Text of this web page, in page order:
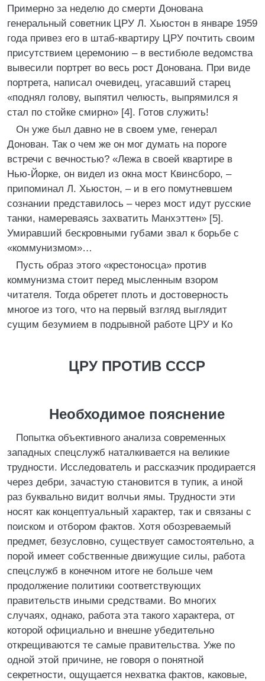
Примерно за неделю до смерти Донована
генеральный советник ЦРУ Л. Хьюстон в январе 1959
года привез его в штаб-квартиру ЦРУ почтить своим
присутствием церемонию – в вестибюле ведомства
вывесили портрет во весь рост Донована. При виде
портрета, написал очевидец, угасавший старец
«поднял голову, выпятил челюсть, выпрямился я
стал по стойке смирно» [4]. Готов служить!
Он уже был давно не в своем уме, генерал
Донован. Так о чем же он мог думать на пороге
встречи с вечностью? «Лежа в своей квартире в
Нью-Йорке, он видел из окна мост Квинсборо, –
припоминал Л. Хьюстон, – и в его помутневшем
сознании представилось – через мост идут русские
танки, намереваясь захватить Манхэттен» [5].
Умиравший бескровными губами звал к борьбе с
«коммунизмом»…
Пусть образ этого «крестоносца» против
коммунизма стоит перед мысленным взором
читателя. Тогда обретет плоть и достоверность
многое из того, что на первый взгляд выглядит
сущим безумием в подрывной работе ЦРУ и Ко
ЦРУ ПРОТИВ СССР
Необходимое пояснение
Попытка объективного анализа современных
западных спецслужб наталкивается на великие
трудности. Исследователь и рассказчик продирается
через дебри, зачастую становится в тупик, а иной
раз буквально видит волчьи ямы. Трудности эти
носят как концептуальный характер, так и связаны с
поиском и отбором фактов. Хотя обозреваемый
предмет, безусловно, существует самостоятельно, а
порой имеет собственные движущие силы, работа
спецслужб в конечном итоге не больше чем
продолжение политики соответствующих
правительств иными средствами. Во многих
случаях, однако, работа эта такого характера, от
которой официально и внешне убедительно
открещиваются те самые правительства. Уже по
одной этой причине, не говоря о понятной
секретности, ощущается нехватка фактов, каковые,